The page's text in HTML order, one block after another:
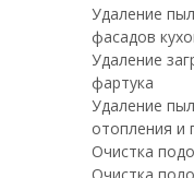
Удаление
фасадов
Удаление
фартука
Удаление
отопления и
Очистка